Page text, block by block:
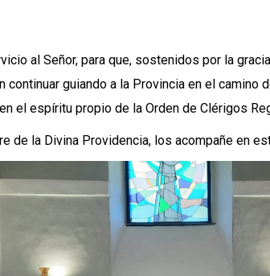
al Señor, para que, sostenidos por la
continuar guiando a la Provincia en el
el espíritu propio de la Orden de Clérigos
de la Divina Providencia, los acompañe en